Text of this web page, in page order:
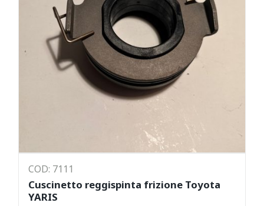
COD: 7111
Cuscinetto reggispinta frizione Toyota
YARIS